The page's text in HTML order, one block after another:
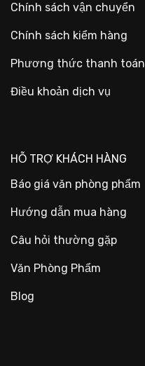
Chính sách vận chuyển
Chính sách kiểm hàng
Phương thức thanh toán
Điều khoản dịch vụ
HỖ TRỢ KHÁCH HÀNG
Báo giá văn phòng phẩm
Hướng dẫn mua hàng
Câu hỏi thường gặp
Văn Phòng Phẩm
Blog